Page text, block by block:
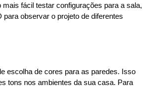
fácil testar configurações para a sala,
observar o projeto de diferentes
escolha de cores para as paredes. Isso
tons nos ambientes da sua casa. Para